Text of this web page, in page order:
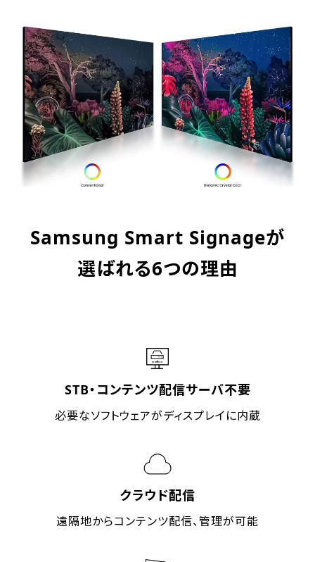
Samsung Smart Signageが
選ばれる6つの理由
STB・コンテンツ配信サーバ不要
必要なソフトウェアがディスプレイに内蔵
クラウド配信
遠隔地からコンテンツ配信、管理が可能